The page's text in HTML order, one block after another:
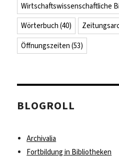
Wirtschaftswissenschaftliche
Wörterbuch (40)
Öffnungszeiten (53)
BLOGROLL
Archivalia
Fortbildung in Bibliotheken